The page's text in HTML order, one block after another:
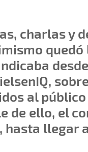
charlas y
al
de ello, el
hasta llegar